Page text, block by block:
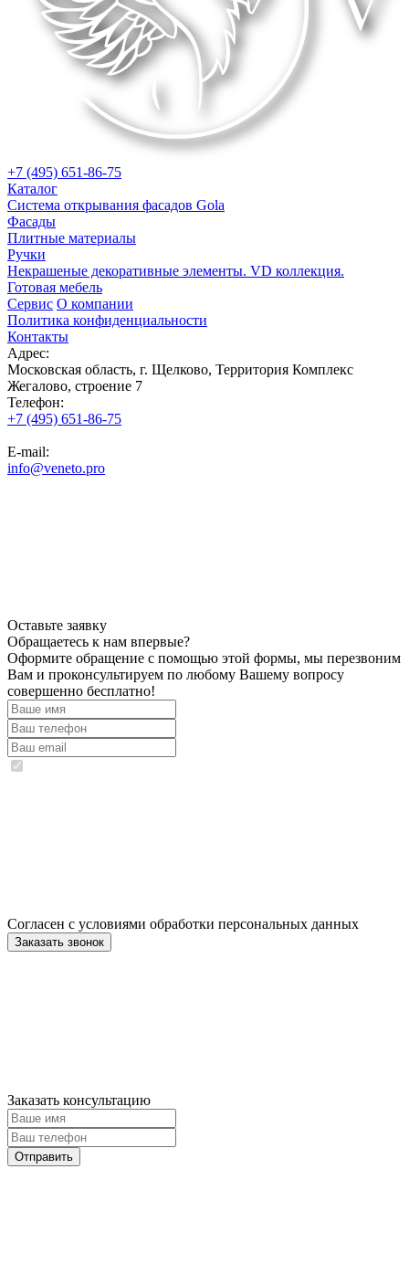
+7 (495) 651-86-75
Каталог
Система открывания фасадов Gola
Фасады
Плитные материалы
Ручки
Некрашеные декоративные элементы. VD коллекция.
Готовая мебель
Сервис О компании
Политика конфиденциальности
Контакты
Адрес:
Московская область, г. Щелково, Территория Комплекс
Жегалово, строение 7
Телефон:
+7 (495) 651-86-75
E-mail:
info@veneto.pro
Оставьте заявку
Обращаетесь к нам впервые?
Оформите обращение с помощью этой формы, мы перезвоним
Вам и проконсультируем по любому Вашему вопросу
совершенно бесплатно!
Согласен с условиями обработки персональных данных
Заказать консультацию